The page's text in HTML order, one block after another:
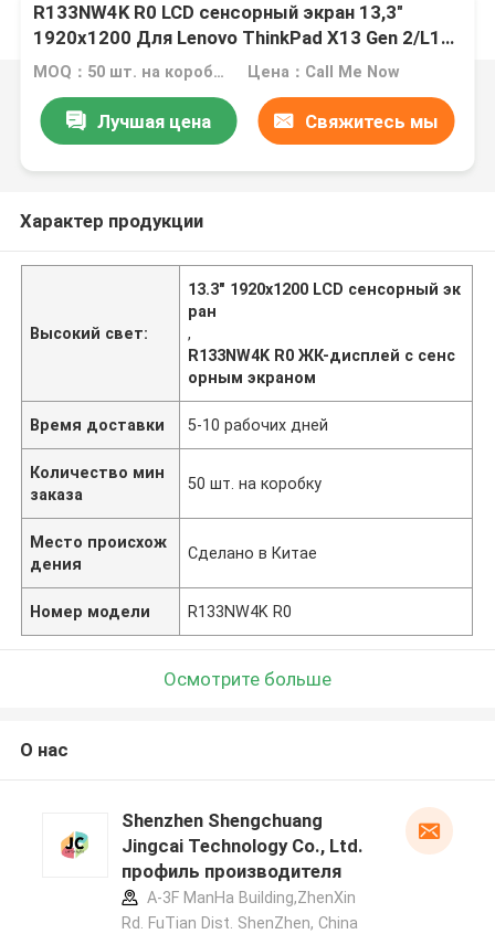
R133NW4K R0 LCD сенсорный экран 13,3"
1920x1200 Для Lenovo ThinkPad X13 Gen 2/L13
Gen 3
MOQ：50 шт. на коробку Цена：Call Me Now
Лучшая цена Свяжитесь мы
Характер продукции
Высокий свет:
13.3" 1920x1200 LCD сенсорный эк
ран
,
R133NW4K R0 ЖК-дисплей с сенс
орным экраном
Время доставки 5-10 рабочих дней
Количество мин
заказа
50 шт. на коробку
Место происхож
дения
Сделано в Китае
Номер модели R133NW4K R0
Осмотрите больше
О нас
Shenzhen Shengchuang
Jingcai Technology Co., Ltd.
профиль производителя
A-3F ManHa Building,ZhenXin
Rd. FuTian Dist. ShenZhen, China